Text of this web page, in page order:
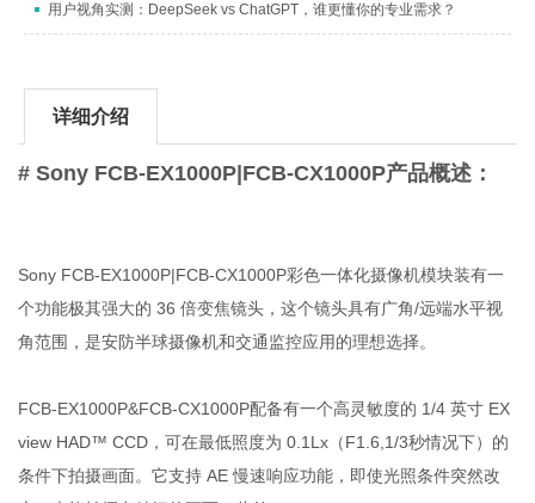
用户视角实测：DeepSeek vs ChatGPT，谁更懂你的专业需求？
详细介绍
# Sony FCB-EX1000P|FCB-CX1000P产品概述：
Sony FCB-EX1000P|FCB-CX1000P彩色一体化摄像机模块装有一
个功能极其强大的 36 倍变焦镜头，这个镜头具有广角/远端水平视
角范围，是安防半球摄像机和交通监控应用的理想选择。
FCB-EX1000P&FCB-CX1000P配备有一个高灵敏度的 1/4 英寸 EX
view HAD™ CCD，可在最低照度为 0.1Lx（F1.6,1/3秒情况下）的
条件下拍摄画面。它支持 AE 慢速响应功能，即使光照条件突然改